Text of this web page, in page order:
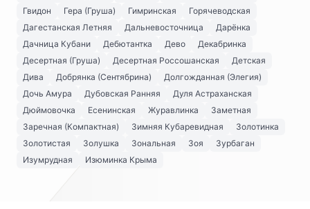
Гвидон
Гера (Груша) Гимринская
Горячеводская
Дагестанская Летняя
Дальневосточница
Дарёнка
Дачница Кубани
Дебютантка Дево
Декабринка
Десертная (Груша)
Десертная Россошанская
Детская
Дива
Добрянка (Сентябрина)
Долгожданная (Элегия)
Дочь Амура
Дубовская Ранняя
Дуля Астраханская
Дюймовочка
Есенинская Журавлинка
Заметная
Заречная (Компактная)
Зимняя Кубаревидная
Золотинка
Золотистая
Золушка Зональная Зоя
Зурбаган
Изумрудная
Изюминка Крыма